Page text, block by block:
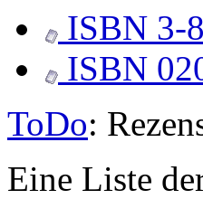
ISBN 3-
ISBN
ToDo:
Eine Liste